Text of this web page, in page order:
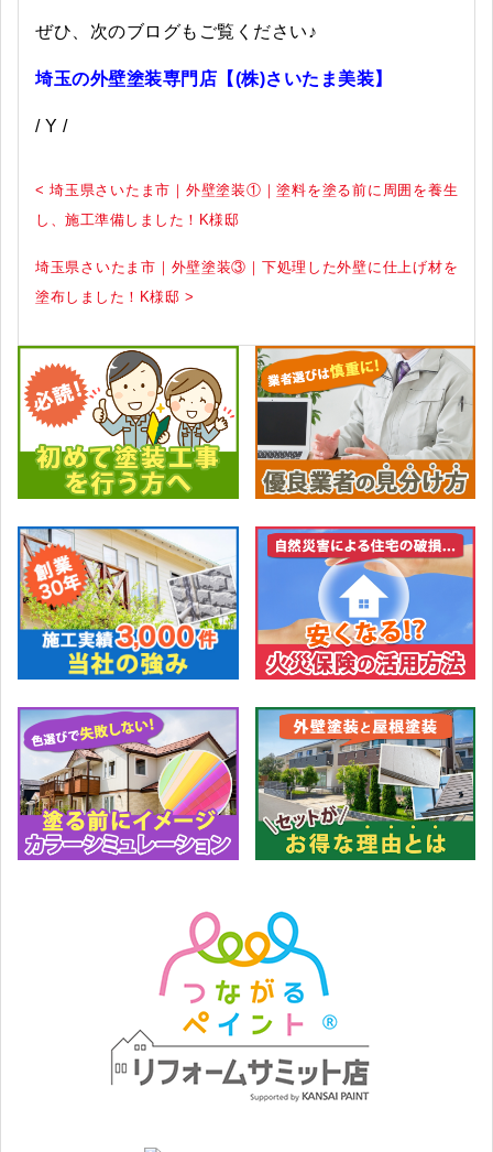
ぜひ、次のブログもご覧ください♪
埼玉の外壁塗装専門店【(株)さいたま美装】
/ Y /
< 埼玉県さいたま市｜外壁塗装①｜塗料を塗る前に周囲を養生
し、施工準備しました！K様邸
埼玉県さいたま市｜外壁塗装③｜下処理した外壁に仕上げ材を
塗布しました！K様邸 >